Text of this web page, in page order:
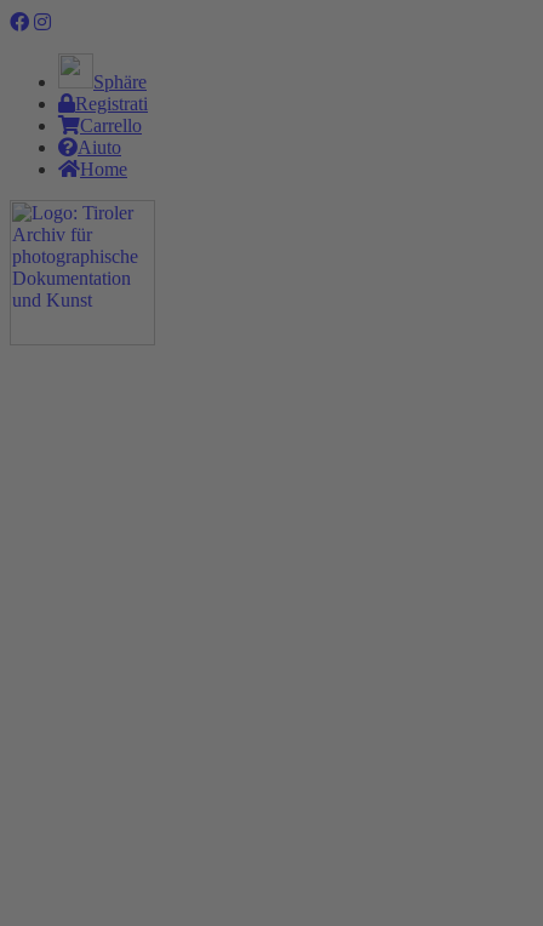
Sphäre
Registrati
Carrello
Aiuto
Home